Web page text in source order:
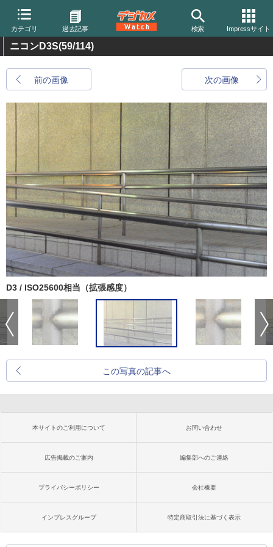
カテゴリ 過去記事 検索 Impressサイト
ニコンD3S(59/114)
前の画像 次の画像
D3 / ISO25600相当（拡張感度）
この写真の記事へ
本サイトのご利用について お問い合わせ
広告掲載のご案内 編集部へのご連絡
プライバシーポリシー 会社概要
インプレスグループ 特定商取引法に基づく表示